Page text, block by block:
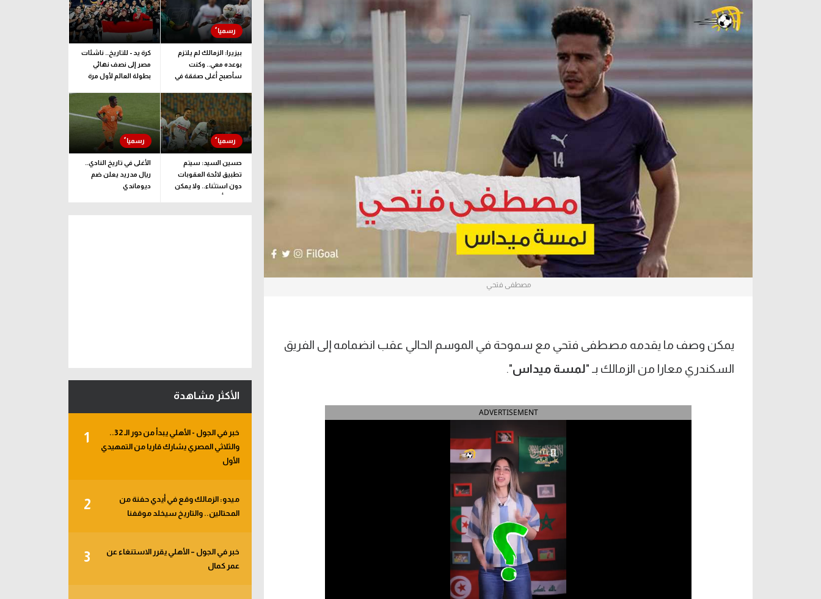
الدوري السعودي للمحترفين
دوري أبطال أوروبا
دوري أبطال إفريقيا
كل البطولات
دوري أبطال أوروبا
القسم الثاني
مصطفى فتحي
يمكن وصف ما يقدمه مصطفى فتحي مع سموحة في الموسم الحالي عقب انضمامه إلى الفريق
السكندري معارا من الزمالك بـ "لمسة ميداس".
ADVERTISEMENT
بيزيرا: الزمالك لم يلتزم
بوعده معي.. وكنت
سأصبح أغلى صفقة في
كرة يد - للتاريخ.. ناشئات
مصر إلى نصف نهائي
بطولة العالم لأول مرة
حسين السيد: سيتم
تطبيق لائحة العقوبات
دون استثناء.. ولا يمكن
ضغط أو ليّ ذراع الزمالك
الأغلى في تاريخ النادي..
ريال مدريد يعلن ضم
ديوماندي
الأكثر مشاهدة
1
خبر في الجول - الأهلي يبدأ من دور الـ 32..
والثلاثي المصري يشارك قاريا من التمهيدي
الأول
2
ميدو: الزمالك وقع في أيدي حفنة من
المحتالين.. والتاريخ سيخلد موقفنا
3
خبر في الجول – الأهلي يقرر الاستنغاء عن
عمر كمال